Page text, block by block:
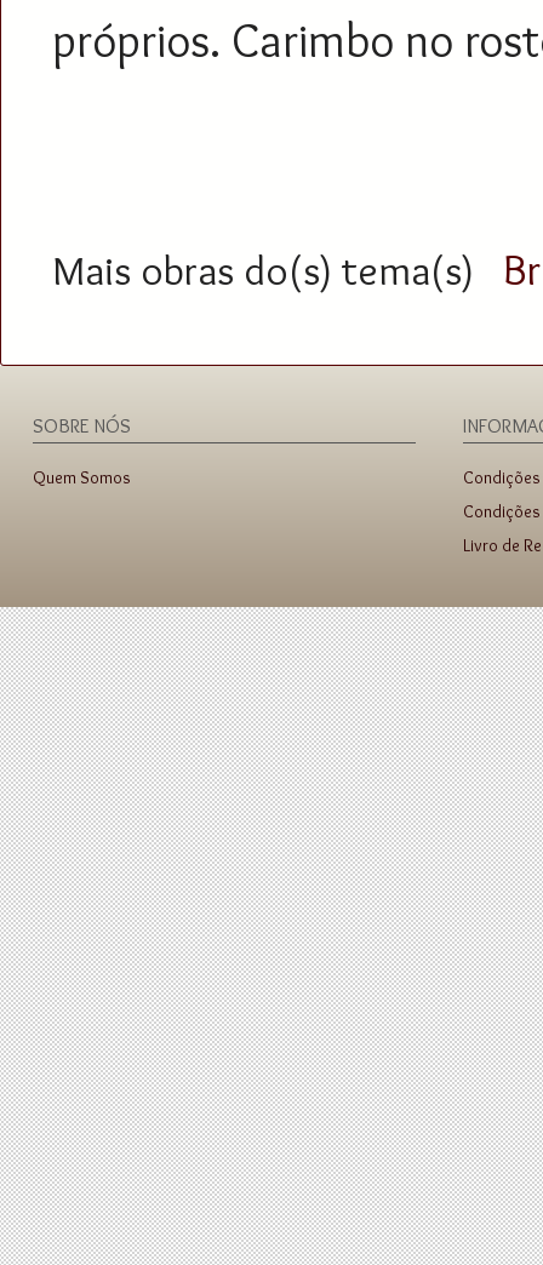
próprios. Carimbo no
Mais obras do(s) tema(s)
SOBRE NÓS
Quem Somos
Livro de